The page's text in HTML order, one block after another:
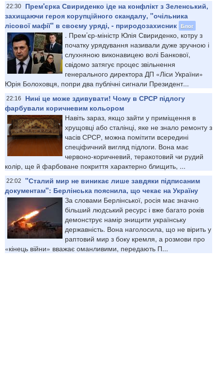
22:30
Прем'єрка Свириденко іде на конфлікт з Зеленський,
захищаючи героя корупційного скандалу, "очільника
лісової мафії" в своєму уряді, - природозахисник Блог
​. Прем’єр-міністр Юлія Свириденко, котру з
початку урядування називали дуже зручною і
слухняною виконавицею волі Банкової,
свідомо затягує процес звільнення
генерального директора ДП «Ліси України»
Юрія Болоховця, попри два публічні сигнали Президент...
22:16
Нині це може здивувати! Чому в СРСР підлогу
фарбували коричневим кольором
Навіть зараз, якщо зайти у приміщення в
хрущовці або сталінці, яке не знало ремонту з
часів СРСР, можна помітити всередині
спеціфичний вигляд підлоги. Вона має
червоно-коричневий, теракотовий чи рудий
колір, ще й фарбоване покриття характерно блищить, ...
22:02
"Сталий мир не виникає лише завдяки підписаним
документам": Берлінська пояснила, що чекає на Україну
За словами Берлінської, росія має значно
більший людський ресурс і вже багато років
демонструє намір знищити українську
державність. Вона наголосила, що не вірить у
раптовий мир з боку кремля, а розмови про
«кінець війни» вважає оманливими, передають П...